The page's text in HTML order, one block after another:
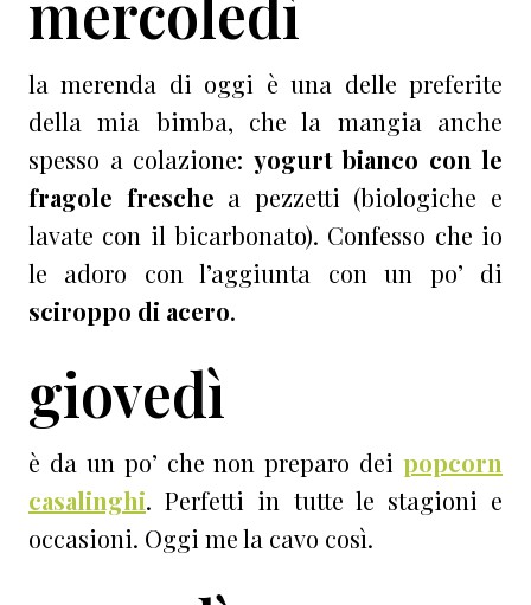
la merenda di oggi è una delle preferite
della mia bimba, che la mangia anche
spesso a colazione: yogurt bianco con le
fragole fresche a pezzetti (biologiche e
lavate con il bicarbonato). Confesso che io
le adoro con l’aggiunta con un po’ di
sciroppo di acero.
giovedì
è da un po’ che non preparo dei popcorn
casalinghi. Perfetti in tutte le stagioni e
occasioni. Oggi me la cavo così.